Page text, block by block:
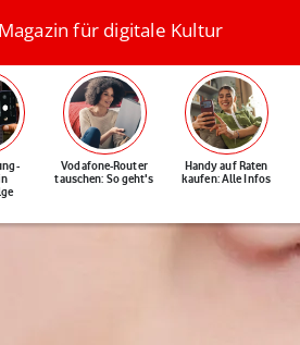
für digitale Kultur
Vodafone-Router
tauschen: So geht's
Handy auf Raten
kaufen: Alle Infos